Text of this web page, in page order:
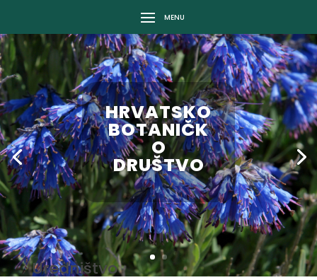
HRVATSKO
BOTANIČK
O
DRUŠTVO
Uredništvo